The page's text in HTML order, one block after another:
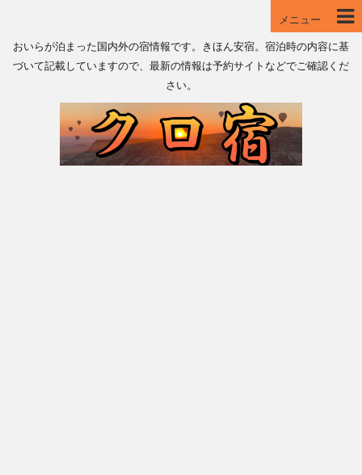
メニュー
おいらが泊まった国内外の宿情報です。きほん安宿。宿泊時の内容に基
づいて記載していますので、最新の情報は予約サイトなどでご確認くだ
さい。